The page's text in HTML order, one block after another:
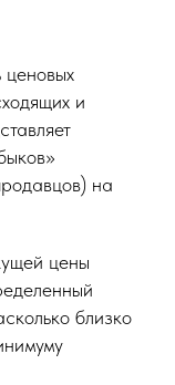
ценовых
и
на
цены
близко